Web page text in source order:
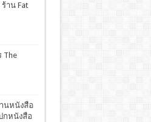
าน Fat
The
นหนังสือ
กหนังสือ